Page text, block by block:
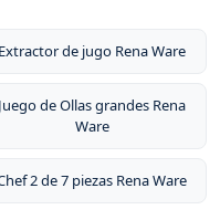
Extractor de jugo Rena Ware
Juego de Ollas grandes Rena
Ware
2 de 7 piezas Rena Ware